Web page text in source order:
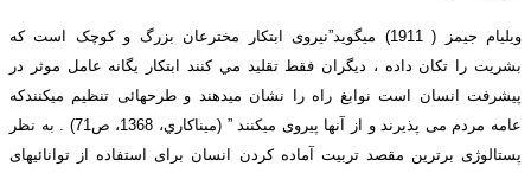
ويليام جيمز ( 1911) ميگويد”نیروی ابتکار مخترعان بزرگ و کوچک است که
بشریت را تکان داده ، دیگران فقط تقليد مي كنند ابتکار یگانه عامل موثر در
پیشرفت انسان است نوابغ راه را نشان میدهند و طرحهائی تنظیم میکنندکه
عامه مردم می پذیرند و از آنها پیروی میکنند ” (ميناكاري، 1368، ص71) . به نظر
پستالوژی برترین مقصد تربیت آماده کردن انسان برای استفاده از توانائیهای